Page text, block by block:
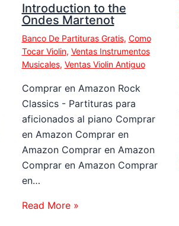
Introduction to the
Ondes Martenot
Banco De Partituras Gratis, Como
Tocar Violin, Ventas Instrumentos
Musicales, Ventas Violin Antiguo
Comprar en Amazon Rock
Classics - Partituras para
aficionados al piano Comprar
en Amazon Comprar en
Amazon Comprar en Amazon
Comprar en Amazon Comprar
en…
Read More »